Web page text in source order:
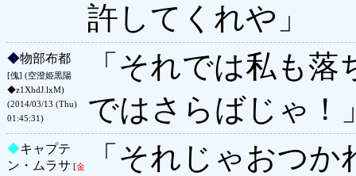
許してくれや」
◆物部布都
[傀] (空澄姫黒陽
◆z1XhdJ.lxM)
(2014/03/13 (Thu)
01:45:31)
「それでは私も
ではさらばじゃ！
◆キャプテ
ン・ムラサ [金
「それじゃおつか